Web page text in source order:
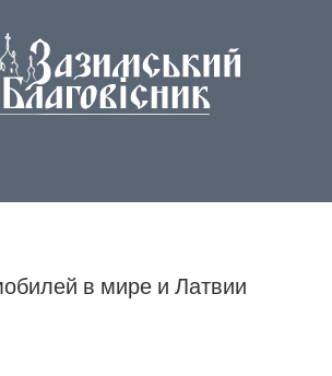
в мире и Латвии